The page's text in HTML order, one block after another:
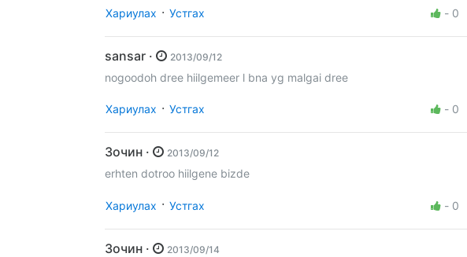
Хариулах · Устгах - 0
sansar · 2013/09/12
nogoodoh dree hiilgemeer l bna yg malgai dree
Хариулах · Устгах - 0
Зочин · 2013/09/12
erhten dotroo hiilgene bizde
Хариулах · Устгах - 0
Зочин · 2013/09/14